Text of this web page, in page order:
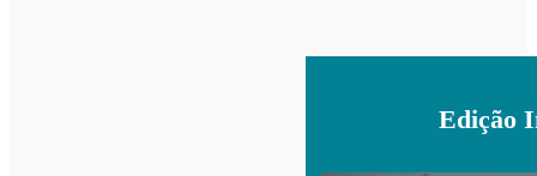
Edição